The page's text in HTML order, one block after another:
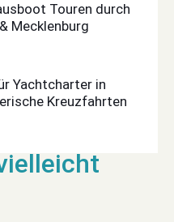
Touren durch
Mecklenburg
Yachtcharter in
Kreuzfahrten